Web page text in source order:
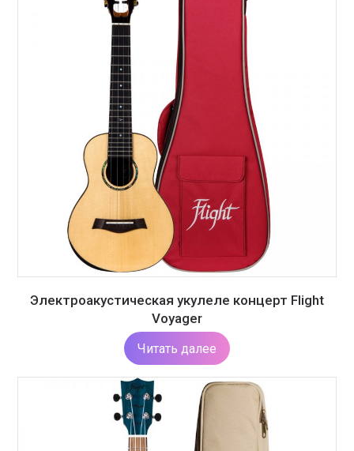
Электроакустическая укулеле концерт Flight
Voyager
Читать далее